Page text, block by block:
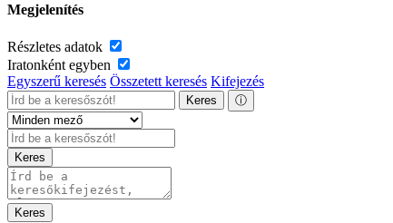
Megjelenítés
Részletes adatok
Iratonként egyben
Egyszerű keresés Összetett keresés Kifejezés
Keres ⓘ
Keres
Keres